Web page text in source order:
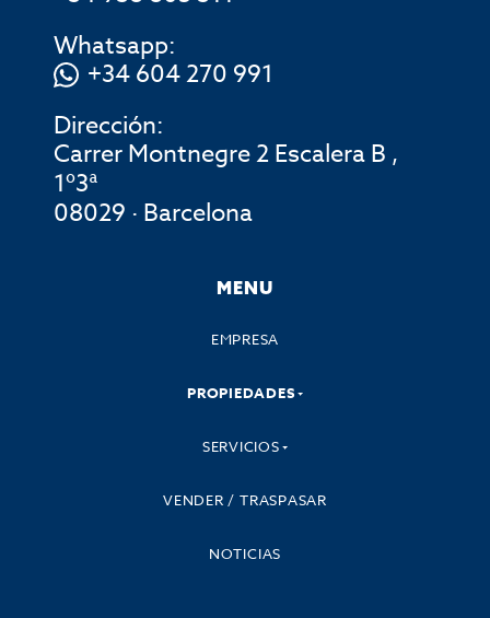
Whatsapp:
+34 604 270 991
Dirección:
Carrer Montnegre 2 Escalera B ,
1º3ª
08029 · Barcelona
MENU
EMPRESA
PROPIEDADES
SERVICIOS
VENDER / TRASPASAR
NOTICIAS